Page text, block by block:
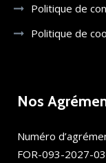
Politique de
Politique de
Nos
Numéro
FOR-093-2027-